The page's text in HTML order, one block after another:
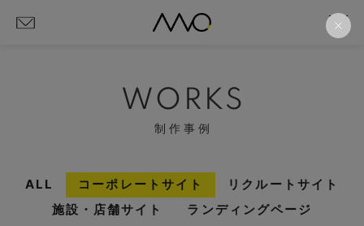
WORKS
制作事例
ALL コーポレートサイト
リクルートサイト
施設・店舗サイト
ランディングページ